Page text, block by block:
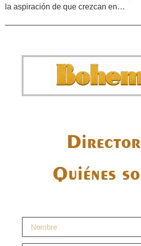
la aspiración de que crezcan en…
Quiénes